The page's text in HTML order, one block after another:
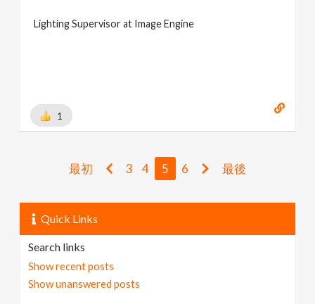
Lighting Supervisor at Image Engine
1
最初 3 4 5 6 最後
Quick Links
Search links
Show recent posts
Show unanswered posts